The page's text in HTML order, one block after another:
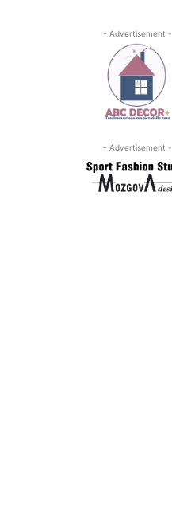
- Advertisement -
- Advertisement -